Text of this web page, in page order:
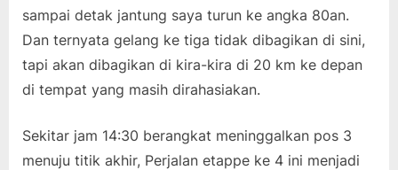
sampai detak jantung saya turun ke angka 80an.
Dan ternyata gelang ke tiga tidak dibagikan di sini,
tapi akan dibagikan di kira-kira di 20 km ke depan
di tempat yang masih dirahasiakan.
Sekitar jam 14:30 berangkat meninggalkan pos 3
menuju titik akhir, Perjalan etappe ke 4 ini menjadi